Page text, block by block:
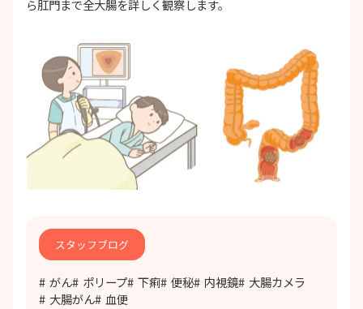
ら肛門まで全大腸を詳しく観察します。
スタッフブログ
がん ポリープ 下痢 便秘 内視鏡
大腸カメラ
大腸がん
血便